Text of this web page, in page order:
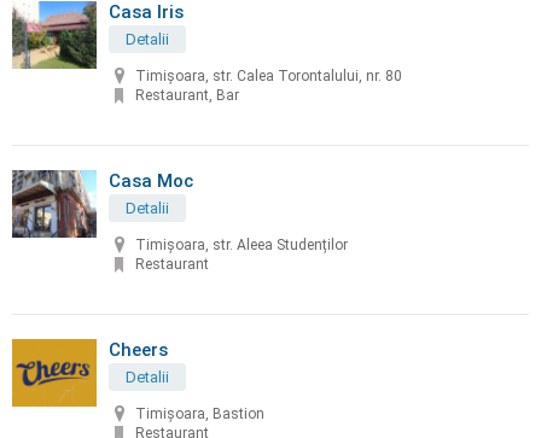
Casa Iris
Detalii
Timișoara, str. Calea Torontalului, nr. 80
Restaurant, Bar
Casa Moc
Detalii
Timișoara, str. Aleea Studenților
Restaurant
Cheers
Detalii
Timișoara, Bastion
Restaurant